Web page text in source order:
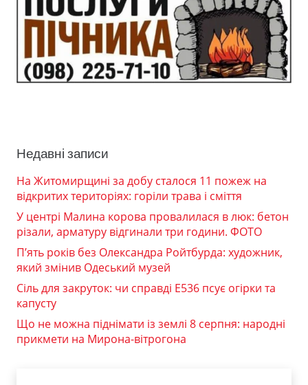
Недавні записи
На Житомирщині за добу сталося 11 пожеж на
відкритих територіях: горіли трава і сміття
У центрі Малина корова провалилася в люк: бетон
різали, арматуру відгинали три години. ФОТО
П’ять років без Олександра Ройтбурда: художник,
який змінив Одеський музей
Сіль для закруток: чи справді Е536 псує огірки та
капусту
Що не можна піднімати із землі 8 серпня: народні
прикмети на Мирона-вітрогона